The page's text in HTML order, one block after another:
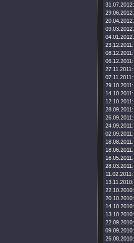
31.07.2012:
29.06.2012:
20.04.2012:
09.03.2012:
04.01.2012:
23.12.2011:
08.12.2011:
06.12.2011:
27.11.2011:
07.11.2011:
29.10.2011:
14.10.2011:
12.10.2011:
28.09.2011:
26.09.2011:
24.09.2011:
02.09.2011:
18.08.2011:
18.06.2011:
16.05.2011:
28.03.2011:
11.02.2011:
13.11.2010:
22.10.2010:
20.10.2010:
14.10.2010:
13.10.2010:
22.09.2010:
09.09.2010:
26.08.2010: